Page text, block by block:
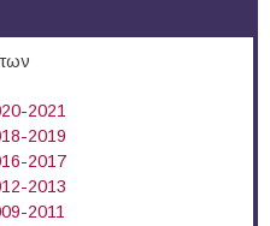
2021
2019
2017
2013
2011